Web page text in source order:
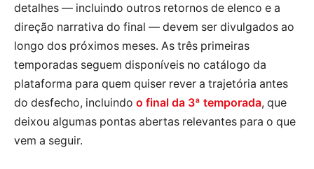
detalhes — incluindo outros retornos de elenco e a
direção narrativa do final — devem ser divulgados ao
longo dos próximos meses. As três primeiras
temporadas seguem disponíveis no catálogo da
plataforma para quem quiser rever a trajetória antes
do desfecho, incluindo o final da 3ª temporada, que
deixou algumas pontas abertas relevantes para o que
vem a seguir.